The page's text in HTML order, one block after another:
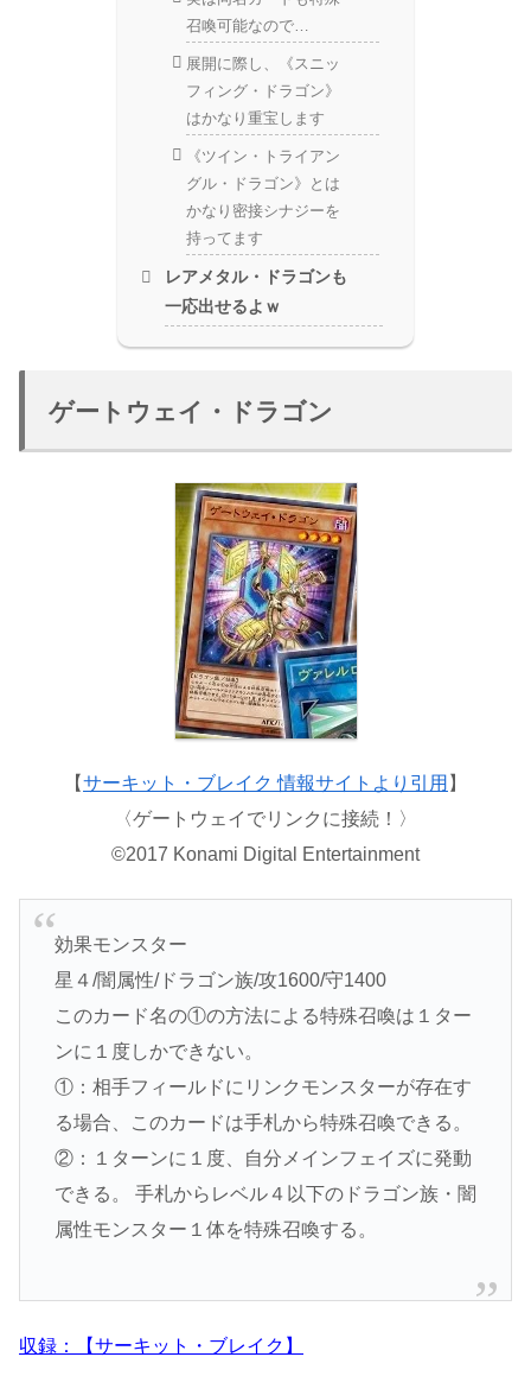
召喚可能なので…
展開に際し、《スニッ
フィング・ドラゴン》
はかなり重宝します
《ツイン・トライアン
グル・ドラゴン》とは
かなり密接シナジーを
持ってます
レアメタル・ドラゴンも
一応出せるよｗ
ゲートウェイ・ドラゴン
【サーキット・ブレイク 情報サイトより引用 】
〈ゲートウェイでリンクに接続！〉
©2017 Konami Digital Entertainment
効果モンスター
星４/闇属性/ドラゴン族/攻1600/守1400
このカード名の①の方法による特殊召喚は１ター
ンに１度しかできない。
①：相手フィールドにリンクモンスターが存在す
る場合、このカードは手札から特殊召喚できる。
②：１ターンに１度、自分メインフェイズに発動
できる。 手札からレベル４以下のドラゴン族・闇
属性モンスター１体を特殊召喚する。
収録：【サーキット・ブレイク】